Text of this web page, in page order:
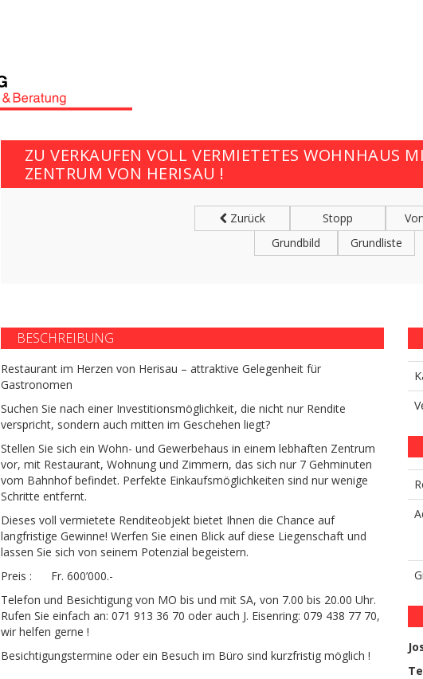
ZU VERKAUFEN VOLL VERMIETETES WOHNHAUS
ZENTRUM VON HERISAU !
Zurück Stopp
Grundliste
Grundbild
BESCHREIBUNG
Restaurant im Herzen von Herisau – attraktive Gelegenheit für
Gastronomen
Suchen Sie nach einer Investitionsmöglichkeit, die nicht nur Rendite
verspricht, sondern auch mitten im Geschehen liegt?
Stellen Sie sich ein Wohn- und Gewerbehaus in einem lebhaften Zentrum
vor, mit Restaurant, Wohnung und Zimmern, das sich nur 7 Gehminuten
vom Bahnhof befindet. Perfekte Einkaufsmöglichkeiten sind nur wenige
Schritte entfernt.
Dieses voll vermietete Renditeobjekt bietet Ihnen die Chance auf
langfristige Gewinne! Werfen Sie einen Blick auf diese Liegenschaft und
lassen Sie sich von seinem Potenzial begeistern.
Preis : Fr. 600’000.-
Telefon und Besichtigung von MO bis und mit SA, von 7.00 bis 20.00 Uhr.
Rufen Sie einfach an: 071 913 36 70 oder auch J. Eisenring: 079 438 77 70,
wir helfen gerne !
Besichtigungstermine oder ein Besuch im Büro sind kurzfristig möglich !